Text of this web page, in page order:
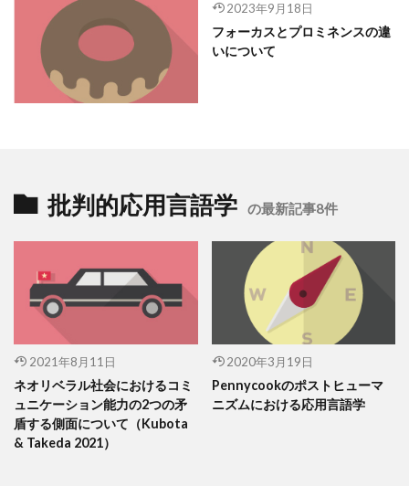
2023年9月18日
フォーカスとプロミネンスの違
いについて
批判的応用言語学 の最新記事8件
2021年8月11日
ネオリベラル社会におけるコミ
ュニケーション能力の2つの矛
盾する側面について（Kubota
& Takeda 2021）
2020年3月19日
Pennycookのポストヒューマ
ニズムにおける応用言語学